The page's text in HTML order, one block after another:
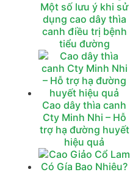
Một số lưu ý khi sử
dụng cao dây thìa
canh điều trị bệnh
tiểu đường
Cao dây thìa canh
Cty Minh Nhi – Hỗ
trợ hạ đường huyết
hiệu quả